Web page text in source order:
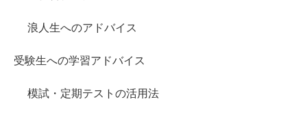
浪人生へのアドバイス
受験生への学習アドバイス
模試・定期テストの活用法